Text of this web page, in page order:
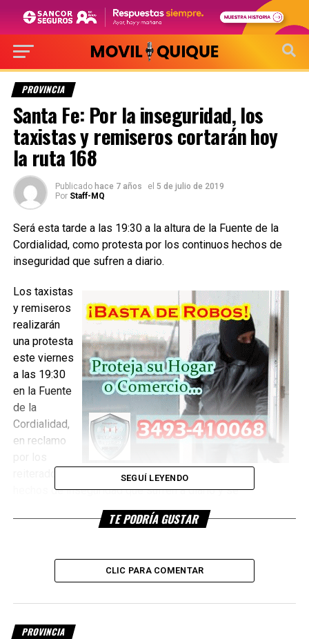
PROVINCIA
Santa Fe: Por la inseguridad, los
taxistas y remiseros cortarán hoy
la ruta 168
Publicado hace 7 años el 5 de julio de 2019
Por Staff-MQ
Será esta tarde a las 19:30 a la altura de la Fuente de la
Cordialidad, como protesta por los continuos hechos de
inseguridad que sufren a diario.
Los taxistas
y remiseros
realizarán
una protesta
este viernes
a las 19:30
en la Fuente
de la
Cordialidad,
en reclamo
hechos de inseguridad que sufren a diario y se
incrementaron en las últimas semanas.
situación, pero no tenemos alternativa. Aquellos que se
sientan comprometidos esperamos que nos apoyen y que
las autoridades reflexionen y sepan que está en manos de
SEGUÍ LEYENDO
TE PODRÍA GUSTAR
CLIC PARA COMENTAR
PROVINCIA